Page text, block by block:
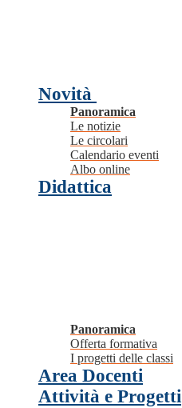
Novità
Panoramica
Le notizie
Le circolari
Calendario eventi
Albo online
Didattica
Panoramica
Offerta formativa
I progetti delle classi
Area Docenti
Attività e Progetti